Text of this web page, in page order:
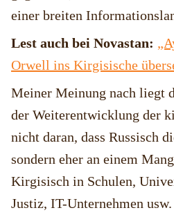
einer breiten
Lest auch bei Novastan:
Orwell ins Kirgisische
Meiner Meinung nach liegt
der Weiterentwicklung der
nicht daran, dass Russisch
sondern eher an einem
Kirgisisch in Schulen,
Justiz, IT-Unternehmen